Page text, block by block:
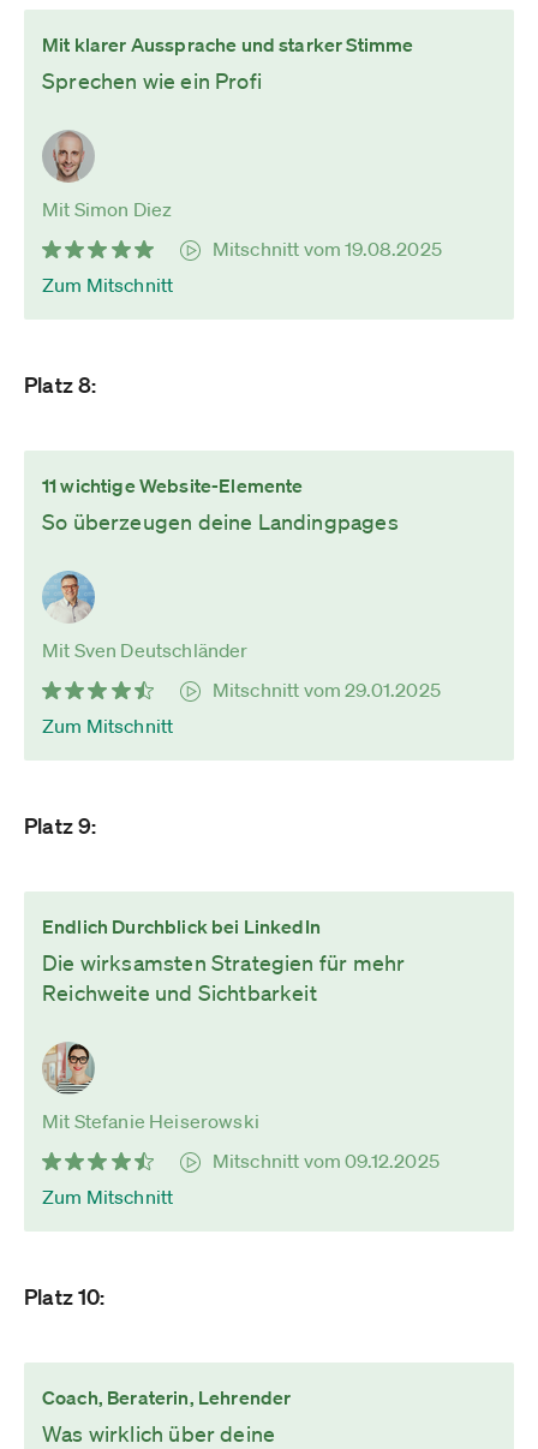
Mit klarer Aussprache und starker Stimme
Sprechen wie ein Profi
Mit Simon Diez
Mitschnitt vom 19.08.2025
Zum Mitschnitt
Platz 8:
11 wichtige Website-Elemente
So überzeugen deine Landingpages
Mit Sven Deutschländer
Mitschnitt vom 29.01.2025
Zum Mitschnitt
Platz 9:
Endlich Durchblick bei LinkedIn
Die wirksamsten Strategien für mehr
Reichweite und Sichtbarkeit
Mit Stefanie Heiserowski
Mitschnitt vom 09.12.2025
Zum Mitschnitt
Platz 10:
Coach, Beraterin, Lehrender
Was wirklich über deine